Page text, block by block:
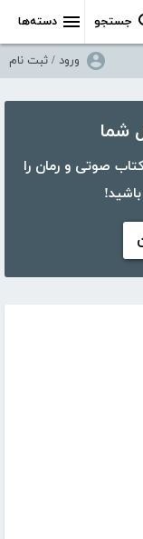
دسته‌ها جستجو
ورود / ثبت نام
بیش از ۵۰،۰۰۰ کتاب، کتاب صوتی و رمان را